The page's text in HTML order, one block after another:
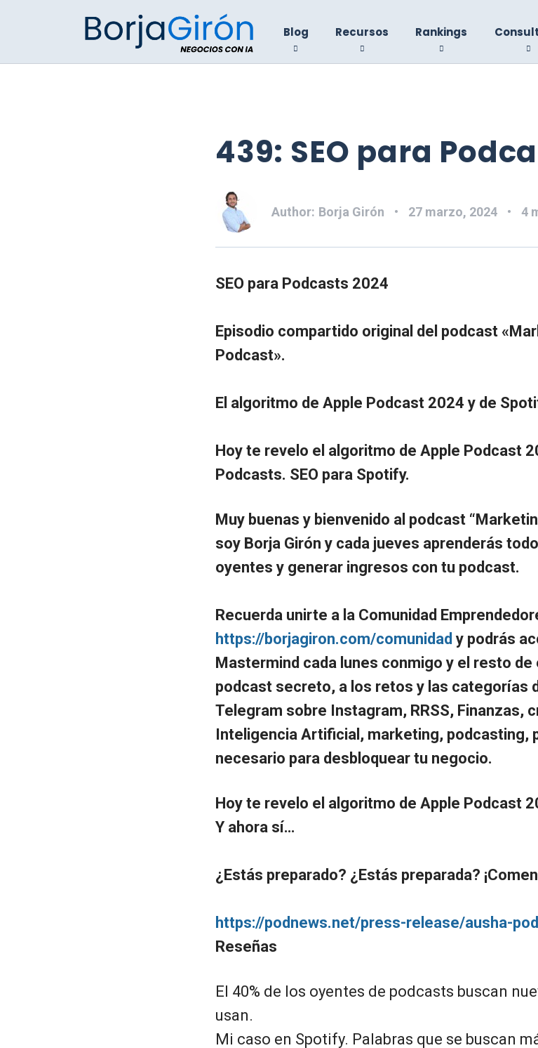
Blog Recursos Rankings
439: SEO para
Author: Borja Girón 27 marzo, 2024 4
SEO para Podcasts 2024
Episodio compartido original del podcast
Podcast».
El algoritmo de Apple Podcast 2024 y de
Hoy te revelo el algoritmo de Apple Podcast
Podcasts. SEO para Spotify.
Muy buenas y bienvenido al podcast
soy Borja Girón y cada jueves aprenderás
oyentes y generar ingresos con tu podcast.
Recuerda unirte a la Comunidad
https://borjagiron.com/comunidad y podrás
Mastermind cada lunes conmigo y el resto de
podcast secreto, a los retos y las categorías
Telegram sobre Instagram, RRSS, Finanzas,
Inteligencia Artificial, marketing, podcasting,
necesario para desbloquear tu negocio.
Hoy te revelo el algoritmo de Apple Podcast
Y ahora sí…
¿Estás preparado? ¿Estás preparada?
https://podnews.net/press-release/ausha-
Reseñas
El 40% de los oyentes de podcasts buscan
usan.
Mi caso en Spotify. Palabras que se buscan